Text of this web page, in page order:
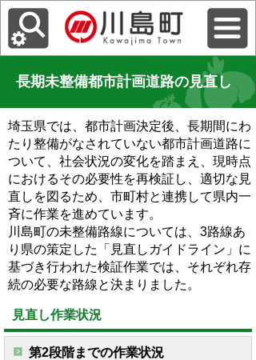
長期未整備都市計画道路の見直し
埼玉県では、都市計画決定後、長期間にわ
たり整備がなされていない都市計画道路に
ついて、社会状況の変化を踏まえ、現時点
におけるその必要性を再検証し、適切な見
直しを図るため、市町村と連携して県内一
斉に作業を進めています。
川島町の未整備路線については、3路線あ
り県の策定した「見直しガイドライン」に
基づき行われた検証作業では、それぞれ存
続の必要な路線と決まりました。
見直し作業状況
第2段階までの作業状況